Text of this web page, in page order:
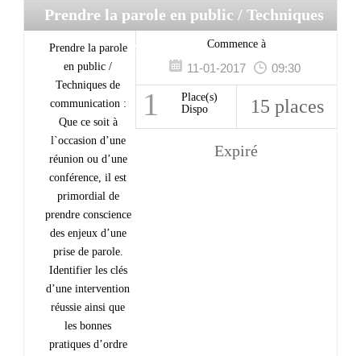
Prendre la parole en public / Techniques
de communication
Prendre la parole
en public /
Techniques de
communication :
Que ce soit à
l`occasion d’une
réunion ou d’une
conférence, il est
primordial de
prendre conscience
des enjeux d’une
prise de parole.
Identifier les clés
d’une intervention
réussie ainsi que
les bonnes
pratiques d’ordre
Commence à
11-01-2017 09:30
1
Place(s)
Dispo
15 places
Expiré